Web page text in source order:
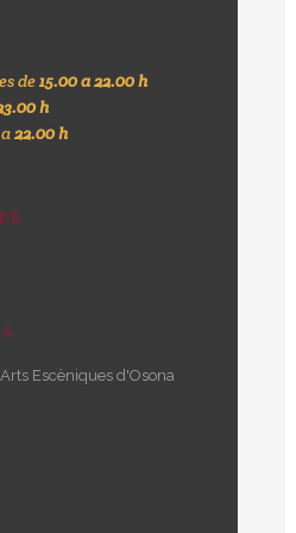
de15.00 a 22.00 h
h
a22.00 h